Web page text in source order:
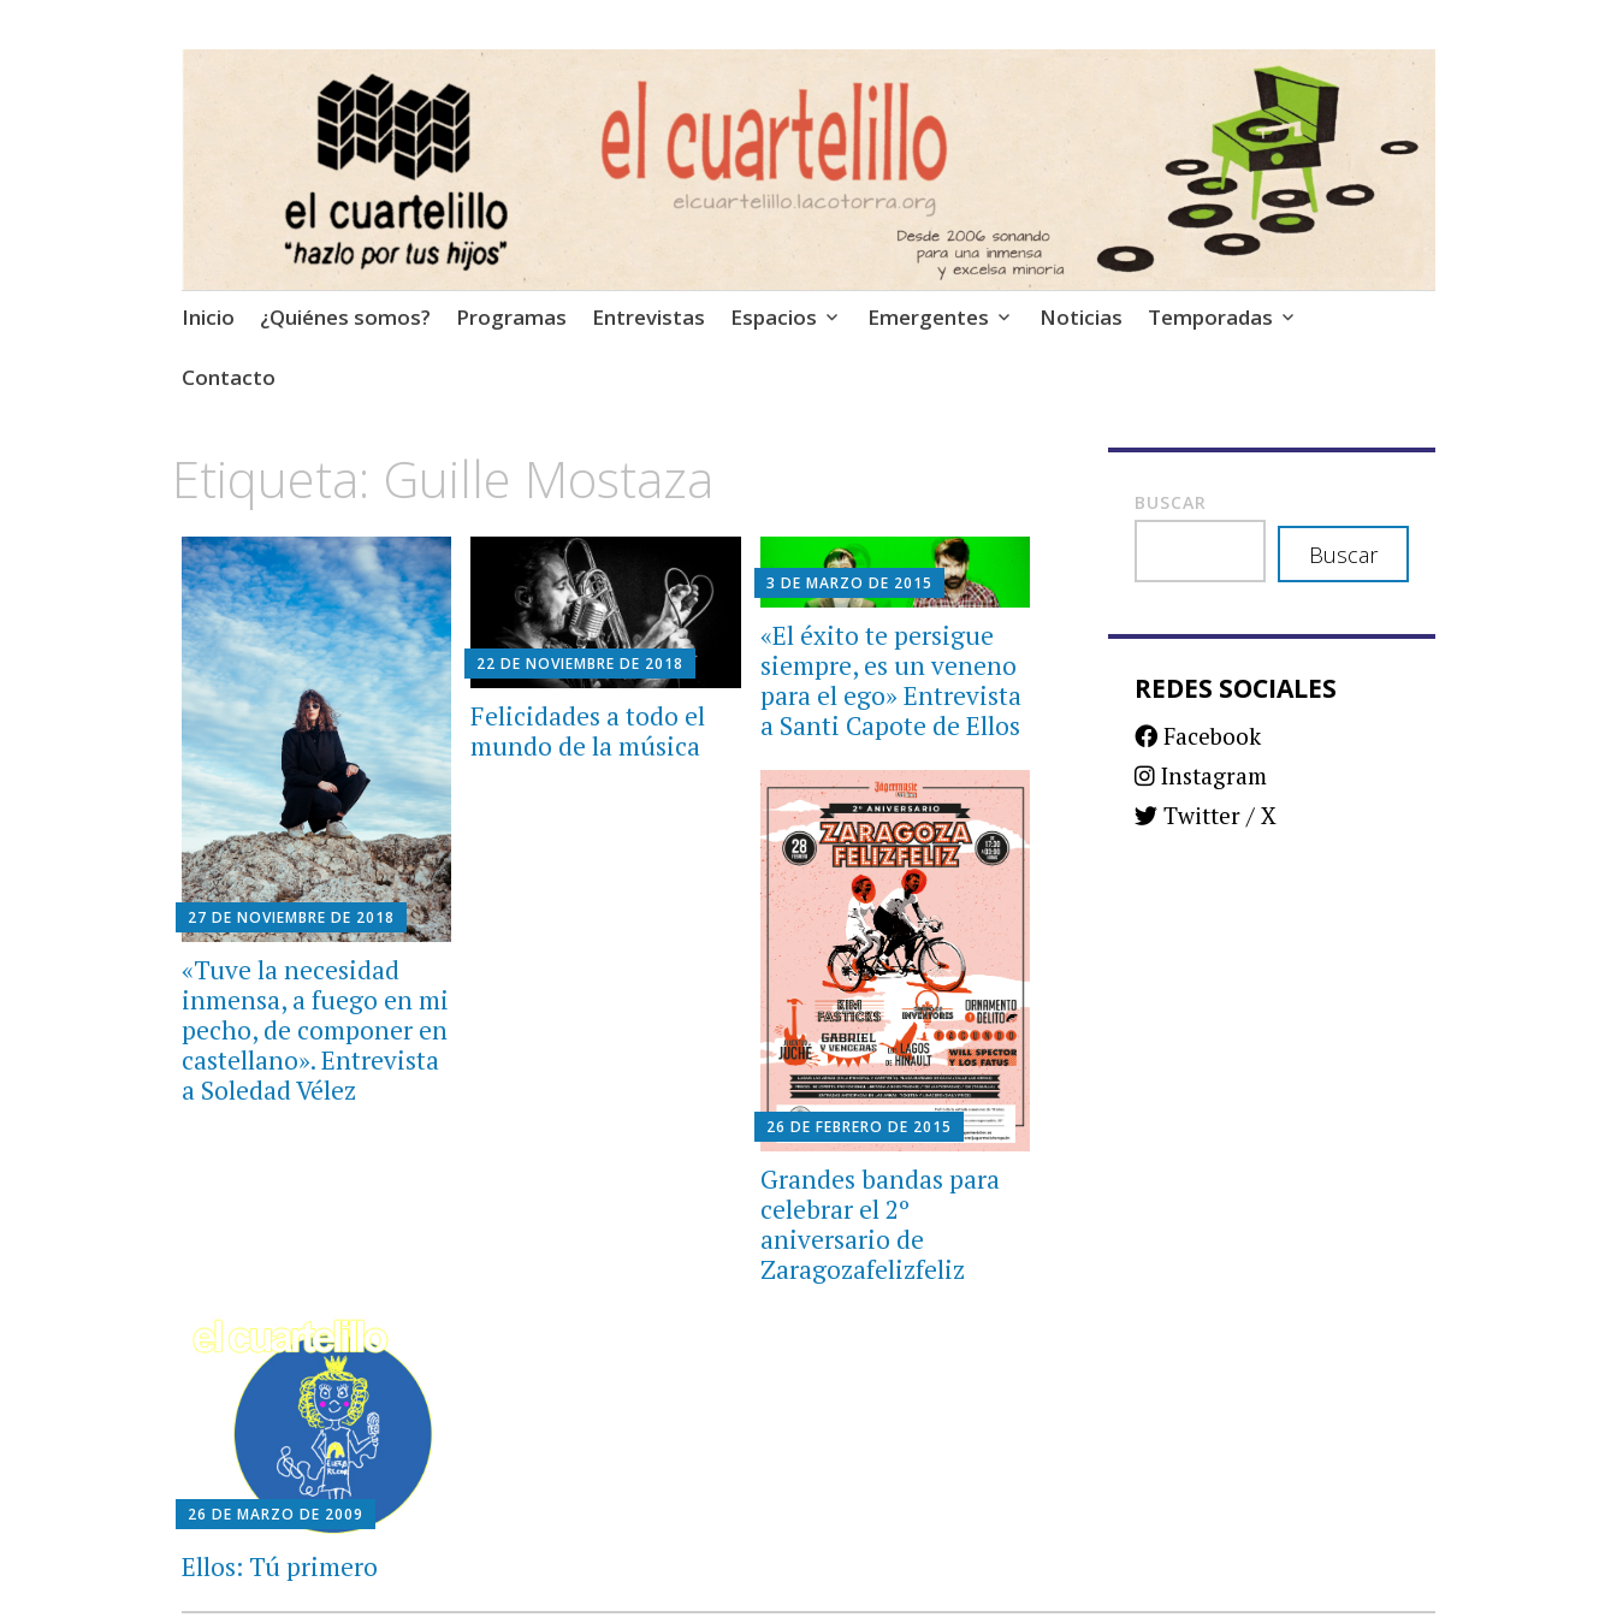
El Cuartelillo
Programa de radio de música independiente. Podcast
Saltar
contenido
Inicio ¿Quiénes somos? Programas Entrevistas Espacios Emergentes Noticias Temporadas
Contacto
Etiqueta: Guille Mostaza
27 DE NOVIEMBRE DE 2018
«Tuve la necesidad
inmensa, a fuego en mi
pecho, de componer en
castellano». Entrevista
a Soledad Vélez
22 DE NOVIEMBRE DE 2018
Felicidades a todo el
mundo de la música
3 DE MARZO DE 2015
«El éxito te persigue
siempre, es un veneno
para el ego» Entrevista
a Santi Capote de Ellos
26 DE FEBRERO DE 2015
Grandes bandas para
celebrar el 2º
aniversario de
Zaragozafelizfeliz
26 DE MARZO DE 2009
Ellos: Tú primero
BUSCAR
Buscar
REDES SOCIALES
Facebook
Instagram
Twitter / X